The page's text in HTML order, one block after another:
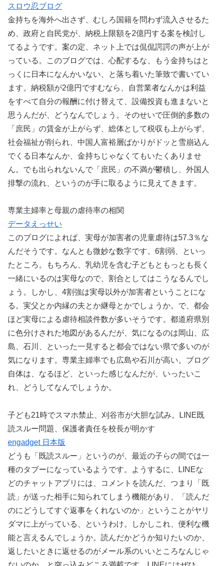
スロウ忍ブログ
金持ちを海外へ出さず、むしろ国籍を問わず流入させるた
め、政府と自民党が、納税上限額を2億円する案を検討し
てるようです。案の定、ネット上では侃侃諤諤の声が上が
っている。このブログでは、心配するな、もう金持ちはと
っくに日本になんかいない、と落ち着いた筆致で書いてい
ます。納税額が2億円ですむなら、自営業者なんかは利益
をすべて自分の報酬に付け替えて、設備投資も進まないと
思うんだが、どうなんでしょう。そのせいで圧倒的多数の
「庶民」の賃金が上がらず、総体として税収も上がらず、
社会福祉が削られ、中国人富裕層ばかりがドッと雪崩込ん
でくる日本なんか、金持ちじゃなくてもいたくありませ
ん。でも出られないんで「庶民」の不満が鬱積し、外国人
排撃の流れ、というのが手に取るように見えてきます。
専業主婦率と母親の虐待率の相関
データえっせい
このブログによれば、実母が加害者の児童虐待は57.3％な
んだそうです。なんとも微妙な数字です。6割弱、といっ
たところ。もちろん、乳幼児を含む子どもともっとも長く
一緒にいるのは実母なので、割合としてはこうなるんでし
ょう。しかし、4割強は実母以外が加害者ということにな
る。実父とか内縁の夫とか継母とかでしょうか。で、都会
ほど実母による虐待相談件数が多いそうです。都道府県別
に色分けされた地図があるんだが、気になるのは岡山、広
島、石川、といった一見すると都会ではない県で多いのが
気になります。専業主婦率でも広島や石川が高い。ブログ
自体は、なるほど、といった感じなんだが、いったいこ
れ、どうしてなんでしょうか。
子ども21時でスマホ禁止、刈谷市が大胆な試み。LINE既
読スルー問題、保護者責任を校長が明かす
engadget 日本版
どうも「既読スルー」というのが、最近の子らの間では一
種のタブーになっているようです。ようするに、LINEな
どのチャットアプリには、コメントを読んだ、つまり「既
読」が送った相手に知られてしまう機能があり、「読んだ
のにどうしてすぐ返事をくれないのか」ということがヤリ
ダマに上がっている、というわけ。しかしこれ、便利な機
能と言えるんでしょうか。読んだかどうか知りたいのか、
返したいときに返せるのがメール系のいいところなんじゃ